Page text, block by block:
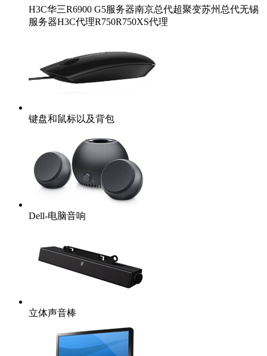
H3C华三R6900 G5服务器南京总代超聚变苏州总代无锡
服务器H3C代理R750R750XS代理
键盘和鼠标以及背包
Dell-电脑音响
立体声音棒